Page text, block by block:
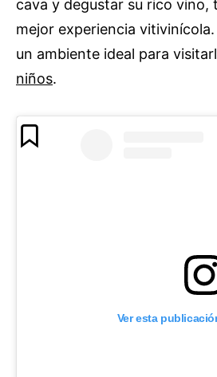
cava y degustar su rico vino,
mejor experiencia
un ambiente ideal para
niños.
Ver esta